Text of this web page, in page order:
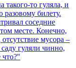
такого-то гуляла, и
билету.
соседние
месте. Конечно,
мусора –
гуляли чинно,